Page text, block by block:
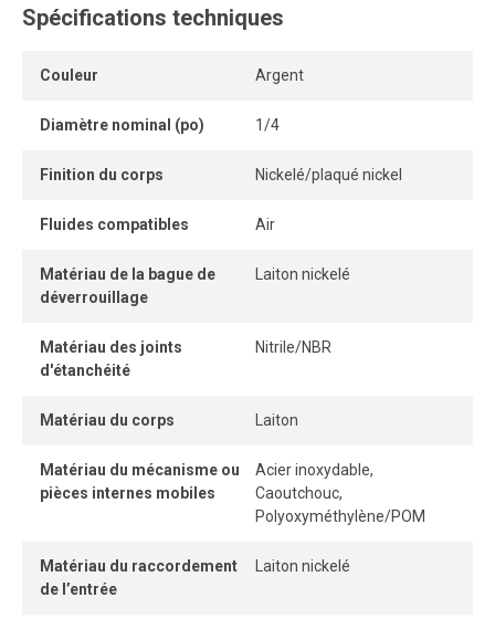
connexions et déconnexions répétées tout en conservant
Son mécanisme autobloquant sans outil ni pièce
les applications industrielles nécessitant fiabilité et
Spécifications techniques
Couleur Argent
Diamètre nominal (po) 1/4
Finition du corps Nickelé/plaqué nickel
Fluides compatibles Air
Matériau de la bague de
déverrouillage
Laiton nickelé
Matériau des joints
d'étanchéité
Nitrile/NBR
Matériau du corps Laiton
Matériau du mécanisme ou
pièces internes mobiles
Acier inoxydable,
Caoutchouc,
Polyoxyméthylène/POM
Matériau du raccordement
de l’entrée
Laiton nickelé